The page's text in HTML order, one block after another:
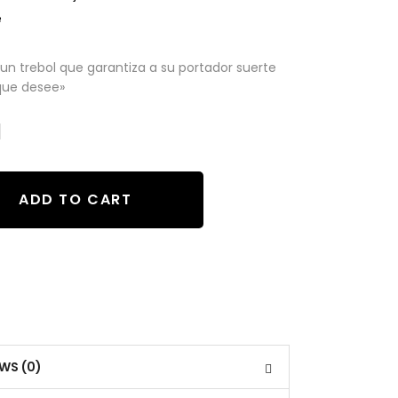
un trebol que garantiza a su portador suerte
desee»
ADD TO CART
(0)